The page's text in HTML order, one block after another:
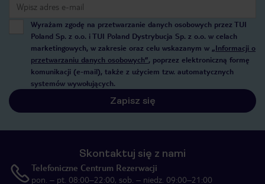
Wyrażam zgodę na przetwarzanie danych osobowych przez TUI
Poland Sp. z o.o. i TUI Poland Dystrybucja Sp. z o.o. w celach
marketingowych, w zakresie oraz celu wskazanym w „Informacji o
przetwarzaniu danych osobowych”, poprzez elektroniczną formę
komunikacji (e-mail), także z użyciem tzw. automatycznych
systemów wywołujących.
Zapisz się
Skontaktuj się z nami
Telefoniczne Centrum Rezerwacji
pon. – pt. 08:00–22:00, sob. – niedz. 09:00–21:00